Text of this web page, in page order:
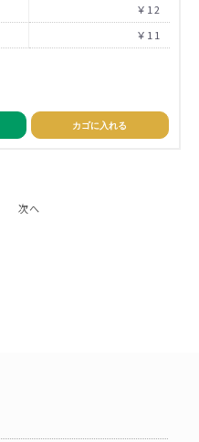
￥12
￥11
カゴに入れる
次へ